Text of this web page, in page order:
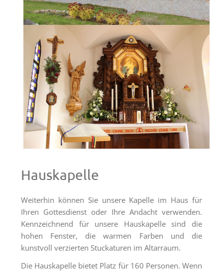
&
Lage
Anfrage
Schönstatt
Was
Schönstatt?
Schönstatt-
Zentrum
Marienfried
Freiburg
Veranstaltungen
Termine
Hauskapelle
Weiterhin können Sie unsere Kapelle im Haus für
Ihren Gottesdienst oder Ihre Andacht verwenden.
Kennzeichnend für unsere Hauskapelle sind die
hohen Fenster, die warmen Farben und die
kunstvoll verzierten Stuckaturen im Altarraum.
Die Hauskapelle bietet Platz für 160 Personen. Wenn